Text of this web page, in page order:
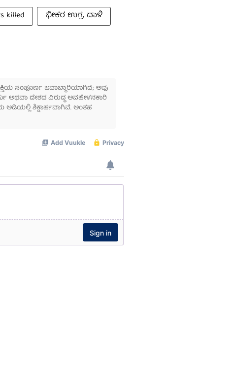
killed
ಭೀಕರ ಉಗ್ರ ದಾಳಿ
ಸಂಪೂರ್ಣ ಜವಾಬ್ದಾರಿಯಾಗಿದೆ; ಅವು
ಅಥವಾ ದೇಶದ ವಿರುದ್ಧ ಅವಹೇಳನಕಾರಿ
ಅಡಿಯಲ್ಲಿ ಶಿಕ್ಷಾರ್ಹವಾಗಿವೆ. ಅಂತಹ